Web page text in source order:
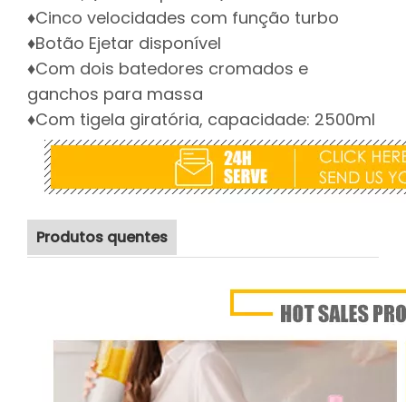
♦Cinco velocidades com função turbo
♦Botão Ejetar disponível
♦Com dois batedores cromados e
ganchos para massa
♦Com tigela giratória, capacidade: 2500ml
Produtos quentes